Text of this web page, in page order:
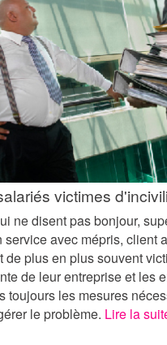
victimes
ne disent pas bonjour,
service avec mépris, client
de plus en plus souvent
de leur entreprise et les
toujours les mesures
le problème. Lire la